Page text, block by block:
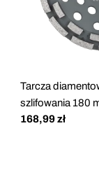
Tarcza
szlifowania 180
Cena
168,99 zł